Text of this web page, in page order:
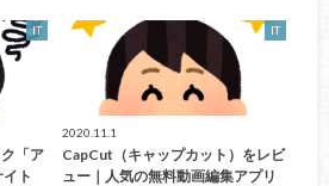
IT
「ア
ト
IT
2020.11.1
CapCut（キャップカット）をレビ
ュー｜人気の無料動画編集アプリ